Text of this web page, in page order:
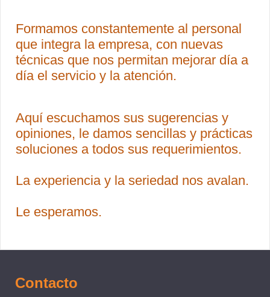
Formamos constantemente al personal
que integra la empresa, con nuevas
técnicas que nos permitan mejorar día a
día el servicio y la atención.
Aquí escuchamos sus sugerencias y
opiniones, le damos sencillas y prácticas
soluciones a todos sus requerimientos.
La experiencia y la seriedad nos avalan.
Le esperamos.
Contacto